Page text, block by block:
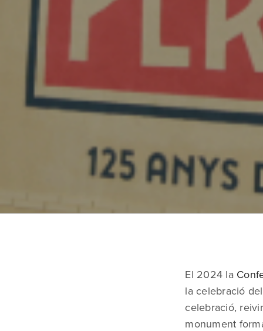
El 2024 la
la celebració
celebració,
monument